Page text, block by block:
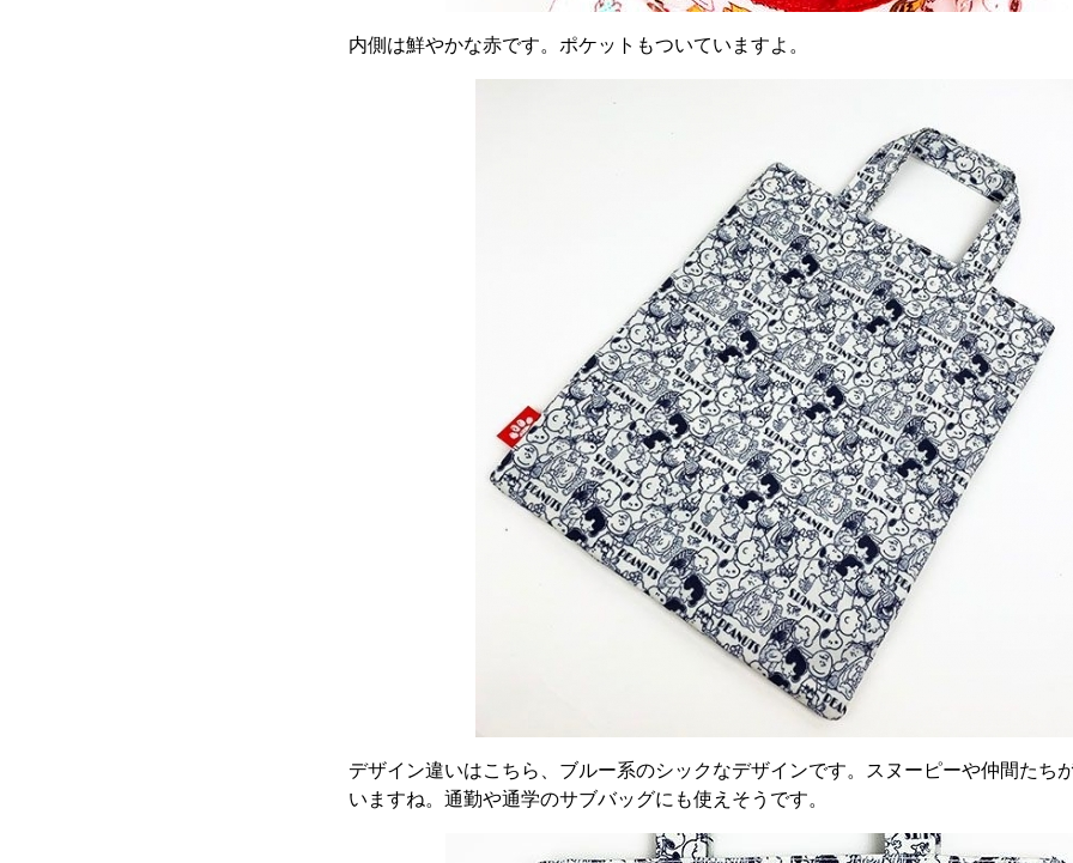
内側は鮮やかな赤です。ポケットもついていますよ。
デザイン違いはこちら、ブルー系のシックなデザインです。スヌーピーや仲間たち
いますね。通勤や通学のサブバッグにも使えそうです。